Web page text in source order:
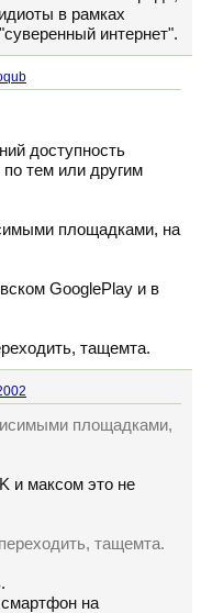
в рамках
интернет".
доступность
по тем или другим
площадками, на
GooglePlay и в
тащемта.
площадками,
и максом это не
тащемта.
на